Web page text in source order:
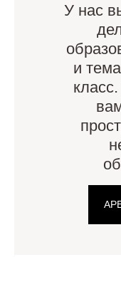
У нас
и